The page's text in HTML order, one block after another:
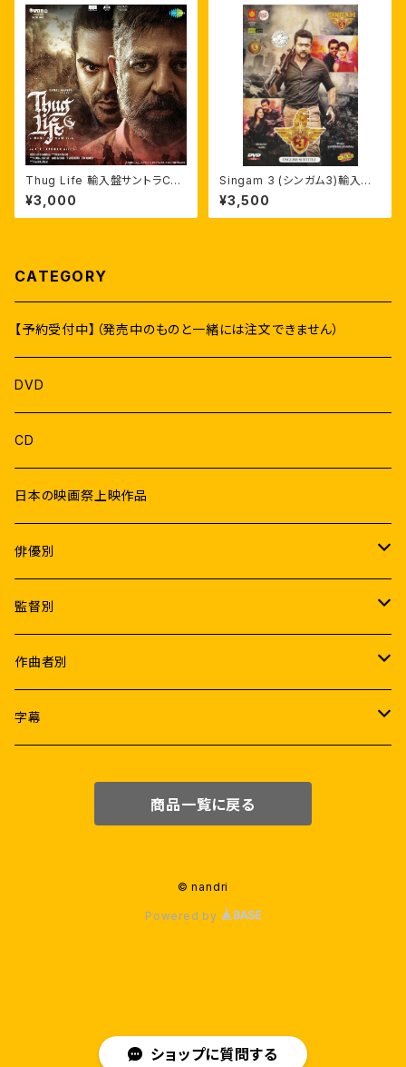
ショップに質問する
Thug Life 輸入盤サントラCD
劇伴つき A.R.ラフマーン
¥3,000
Singam 3 (シンガム3)輸入盤
DVD 英字幕 スーリヤ アヌシュ
カー
¥3,500
CATEGORY
【予約受付中】（発売中のものと一緒には注文できません）
DVD
CD
日本の映画祭上映作品
俳優別
Male
ラジニカーント
ヴィジャイ
Female
ラムヤ・クリシュナン
監督別
K.S.ラヴィクマール
アトリ
セルヴァラーガヴァン
作曲者別
A.R.ラフマーン
サントーシュ・ナラヤナン
マニシャルマー
字幕
日本語字幕(機械翻訳)
商品一覧に戻る
© nandri
Powered by